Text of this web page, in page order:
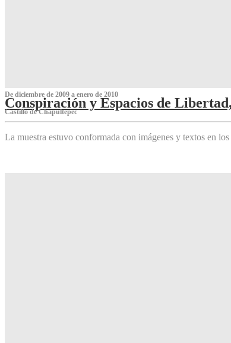
De diciembre de 2009 a enero de 2010
Conspiración y Espacios de
Castillo de Chapultepec
La muestra estuvo conformada con imágenes y textos en